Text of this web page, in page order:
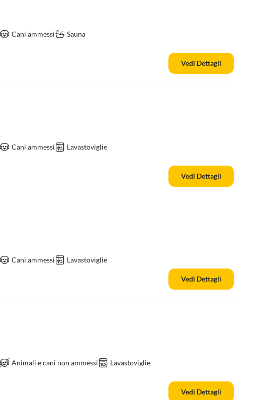
Cani ammessi Sauna
Vedi Dettagli
Cani ammessi Lavastoviglie
Vedi Dettagli
Cani ammessi Lavastoviglie
Vedi Dettagli
Animali e cani non ammessi Lavastoviglie
Vedi Dettagli